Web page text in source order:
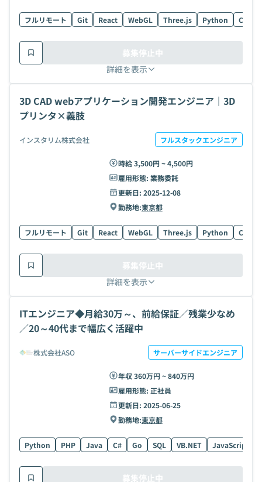
フルリモート Git React WebGL Three.js Python C++
詳細を表示
募集停止中
3D CAD webアプリケーション開発エンジニア｜3D
プリンタ×義肢
インスタリム株式会社 フルスタックエンジニア
時給 3,500円 ~ 4,500円
雇用形態: 業務委託
更新日: 2025-12-08
勤務地:東京都
フルリモート Git React WebGL Three.js Python C++
詳細を表示
募集停止中
ITエンジニア◆月給30万～、前給保証／残業少なめ
／20～40代まで幅広く活躍中
株式会社ASO サーバーサイドエンジニア
年収 360万円 ~ 840万円
雇用形態: 正社員
更新日: 2025-06-25
勤務地:東京都
Python PHP Java C# Go SQL VB.NET JavaScript
募集停止中